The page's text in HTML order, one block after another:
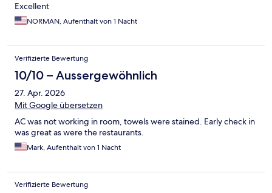
Excellent
NORMAN, Aufenthalt von 1 Nacht
Verifizierte Bewertung
10/10 – Aussergewöhnlich
27. Apr. 2026
Mit Google übersetzen
AC was not working in room, towels were stained. Early check in
was great as were the restaurants.
Mark, Aufenthalt von 1 Nacht
Verifizierte Bewertung